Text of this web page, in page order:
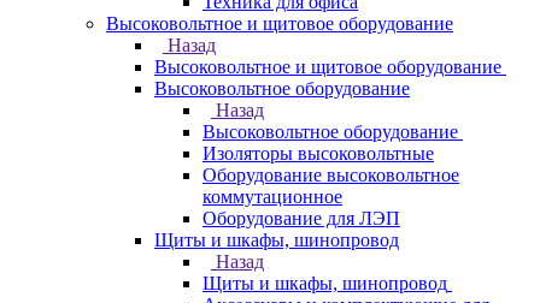
Высоковольтное и щитовое оборудование
Назад
Высоковольтное и щитовое оборудование
Высоковольтное оборудование
Назад
Высоковольтное оборудование
Изоляторы высоковольтные
Оборудование высоковольтное
коммутационное
Оборудование для ЛЭП
Щиты и шкафы, шинопровод
Назад
Щиты и шкафы, шинопровод